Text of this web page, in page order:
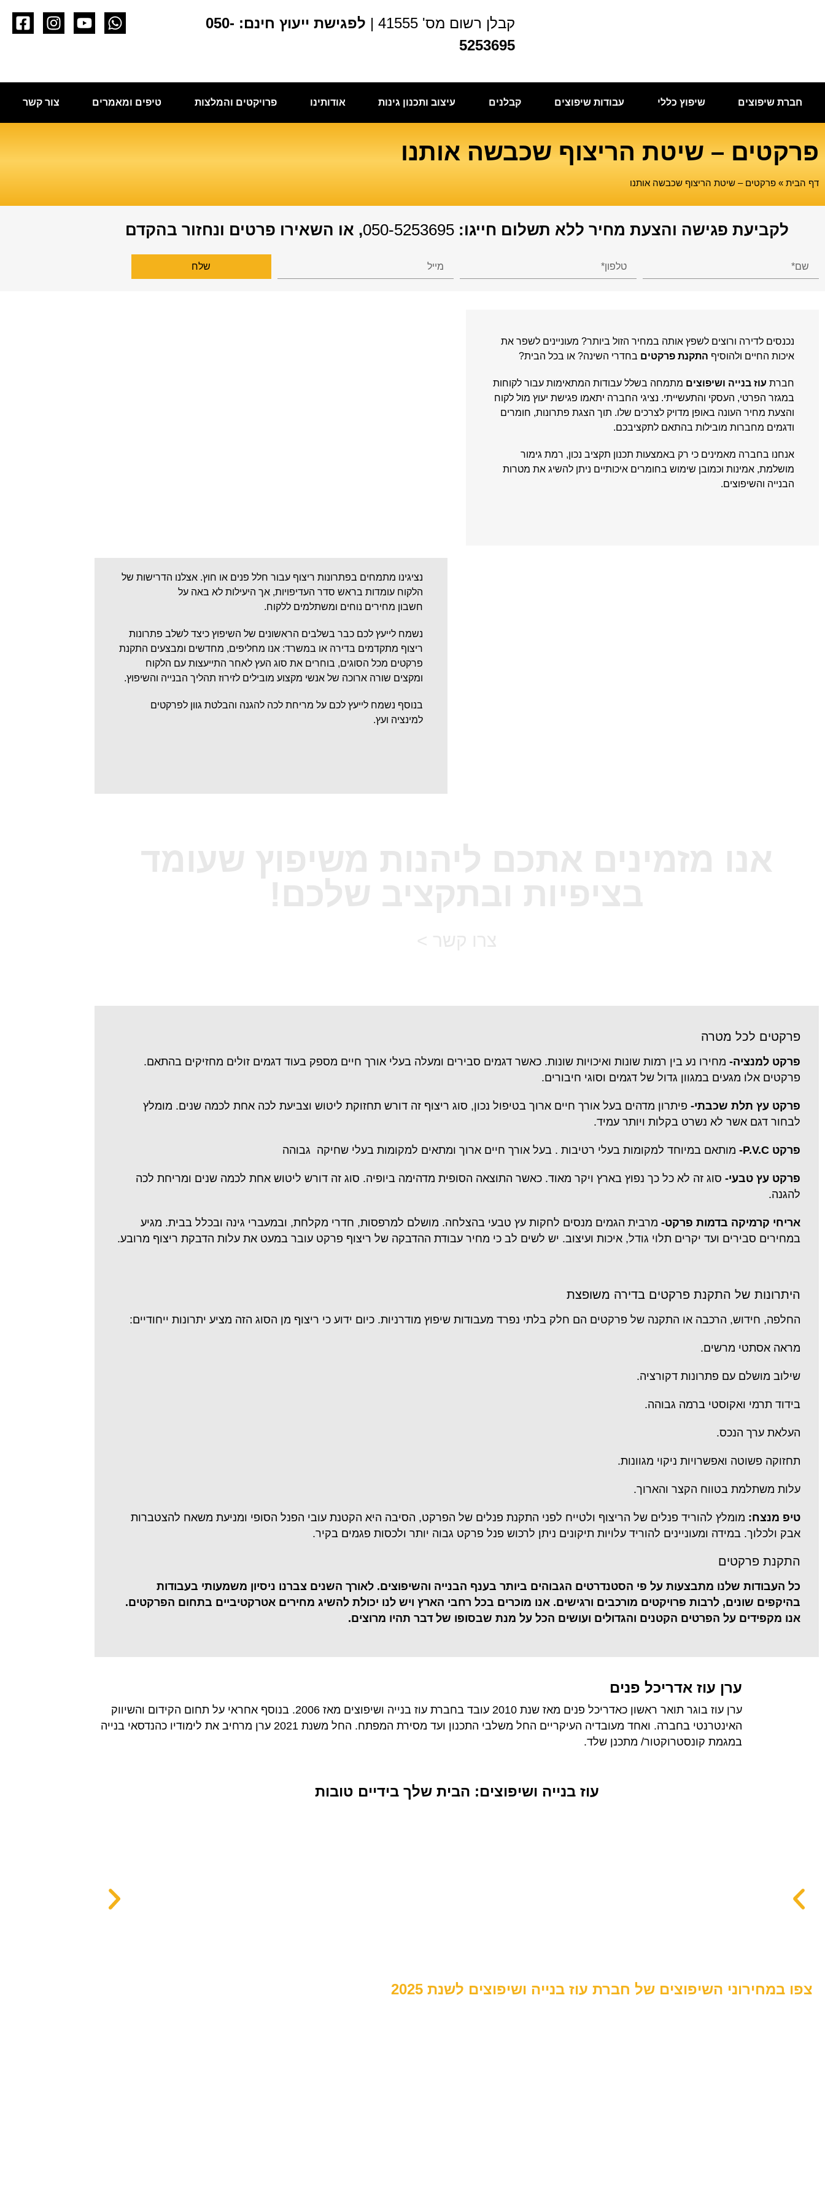
קבלן רשום מס' 41555 |
לפגישת ייעוץ חינם: 050-
5253695
חברת שיפוצים שיפוץ כללי עבודות שיפוצים קבלנים עיצוב ותכנון גינות אודותינו פרויקטים והמלצות טיפים ומאמרים צור קשר
פרקטים – שיטת הריצוף שכבשה אותנו
דף הבית » פרקטים – שיטת הריצוף שכבשה אותנו
לקביעת פגישה והצעת מחיר ללא תשלום חייגו:050-5253695, או השאירו פרטים ונחזור בהקדם
שלח
נכנסים לדירה ורוצים לשפץ אותה במחיר הזול ביותר? מעוניינים לשפר את
איכות החיים ולהוסיף התקנת פרקטים בחדרי השינה? או בכל הבית?
חברת עוז בנייה ושיפוצים מתמחה בשלל עבודות המתאימות עבור לקוחות
במגזר הפרטי, העסקי והתעשייתי. נציגי החברה יתאמו פגישת יעוץ מול לקוח
והצעת מחיר העונה באופן מדויק לצרכים שלו. תוך הצגת פתרונות, חומרים
ודגמים מחברות מובילות בהתאם לתקציבכם.
אנחנו בחברה מאמינים כי רק באמצעות תכנון תקציב נכון, רמת גימור
מושלמת, אמינות וכמובן שימוש בחומרים איכותיים ניתן להשיג את מטרות
הבנייה והשיפוצים.
נציגינו מתמחים בפתרונות ריצוף עבור חלל פנים או חוץ. אצלנו הדרישות של
הלקוח עומדות בראש סדר העדיפויות, אך היעילות לא באה על
חשבון מחירים נוחים ומשתלמים ללקוח.
נשמח לייעץ לכם כבר בשלבים הראשונים של השיפוץ כיצד לשלב פתרונות
ריצוף מתקדמים בדירה או במשרד: אנו מחליפים, מחדשים ומבצעים התקנת
פרקטים מכל הסוגים, בוחרים את סוג העץ לאחר התייעצות עם הלקוח
ומקצים שורה ארוכה של אנשי מקצוע מובילים לזירוז תהליך הבנייה והשיפוץ.
בנוסף נשמח לייעץ לכם על מריחת לכה להגנה והבלטת גוון לפרקטים
למינציה ועץ.
פרקטים לכל מטרה
פרקט למנציה- מחירו נע בין רמות שונות ואיכויות שונות. כאשר דגמים סבירים ומעלה בעלי אורך חיים מספק בעוד דגמים זולים מחזיקים בהתאם.
פרקטים אלו מגעים במגוון גדול של דגמים וסוגי חיבורים.
פרקט עץ תלת שכבתי- פיתרון מדהים בעל אורך חיים ארוך בטיפול נכון, סוג ריצוף זה דורש תחזוקת ליטוש וצביעת לכה אחת לכמה שנים. מומלץ
לבחור דגם אשר לא נשרט בקלות ויותר עמיד.
פרקט P.V.C- מותאם במיוחד למקומות בעלי רטיבות . בעל אורך חיים ארוך ומתאים למקומות בעלי שחיקה גבוהה
פרקט עץ טבעי- סוג זה לא כל כך נפוץ בארץ ויקר מאוד. כאשר התוצאה הסופית מדהימה ביופיה. סוג זה דורש ליטוש אחת לכמה שנים ומריחת לכה
להגנה.
אריחי קרמיקה בדמות פרקט- מרבית הגמים מנסים לחקות עץ טבעי בהצלחה. מושלם למרפסות, חדרי מקלחת, ובמעברי גינה ובכלל בבית. מגיע
במחירים סבירים ועד יקרים תלוי גודל, איכות ועיצוב. יש לשים לב כי מחיר עבודת ההדבקה של ריצוף פרקט עובר במעט את עלות הדבקת ריצוף מרובע.
היתרונות של התקנת פרקטים בדירה משופצת
החלפה, חידוש, הרכבה או התקנה של פרקטים הם חלק בלתי נפרד מעבודות שיפוץ מודרניות. כיום ידוע כי ריצוף מן הסוג הזה מציע יתרונות ייחודיים:
מראה אסתטי מרשים.
שילוב מושלם עם פתרונות דקורציה.
בידוד תרמי ואקוסטי ברמה גבוהה.
העלאת ערך הנכס.
תחזוקה פשוטה ואפשרויות ניקוי מגוונות.
עלות משתלמת בטווח הקצר והארוך.
טיפ מנצח: מומלץ להוריד פנלים של הריצוף ולטייח לפני התקנת פנלים של הפרקט, הסיבה היא הקטנת עובי הפנל הסופי ומניעת משאח להצטברות
אבק ולכלוך. במידה ומעוניינים להוריד עלויות תיקונים ניתן לרכוש פנל פרקט גבוה יותר ולכסות פגמים בקיר.
התקנת פרקטים
כל העבודות שלנו מתבצעות על פי הסטנדרטים הגבוהים ביותר בענף הבנייה והשיפוצים. לאורך השנים צברנו ניסיון משמעותי בעבודות
בהיקפים שונים, לרבות פרויקטים מורכבים ורגישים. אנו מוכרים בכל רחבי הארץ ויש לנו יכולת להשיג מחירים אטרקטיביים בתחום הפרקטים.
אנו מקפידים על הפרטים הקטנים והגדולים ועושים הכל על מנת שבסופו של דבר תהיו מרוצים.
ערן עוז אדריכל פנים
ערן עוז בוגר תואר ראשון כאדריכל פנים מאז שנת 2010 עובד בחברת עוז בנייה ושיפוצים מאז 2006. בנוסף אחראי על תחום הקידום והשיווק
האינטרנטי בחברה. ואחד מעובדיה העיקריים החל משלבי התכנון ועד מסירת המפתח. החל משנת 2021 ערן מרחיב את לימודיו כהנדסאי בנייה
במגמת קונסטרוקטור/ מתכנן שלד.
עוז בנייה ושיפוצים: הבית שלך בידיים טובות
צפו במחירוני השיפוצים של חברת עוז בנייה ושיפוצים לשנת 2025